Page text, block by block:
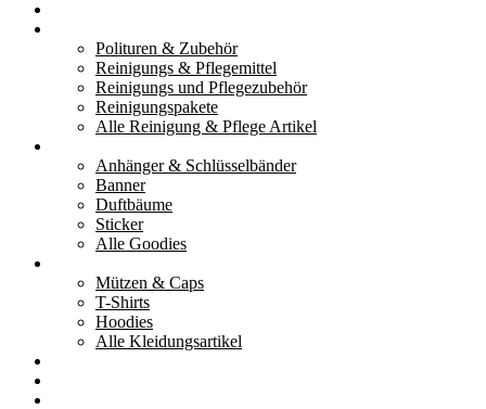
Polituren & Zubehör
Reinigungs & Pflegemittel
Reinigungs und Pflegezubehör
Reinigungspakete
Alle Reinigung & Pflege Artikel
Anhänger & Schlüsselbänder
Banner
Duftbäume
Sticker
Alle Goodies
Mützen & Caps
T-Shirts
Hoodies
Alle Kleidungsartikel